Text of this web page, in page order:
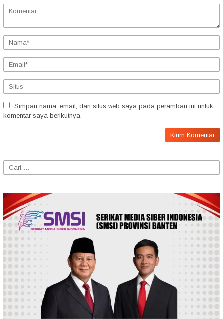
Simpan nama, email, dan situs web saya pada peramban ini untuk
komentar saya berikutnya.
Cari
untuk: